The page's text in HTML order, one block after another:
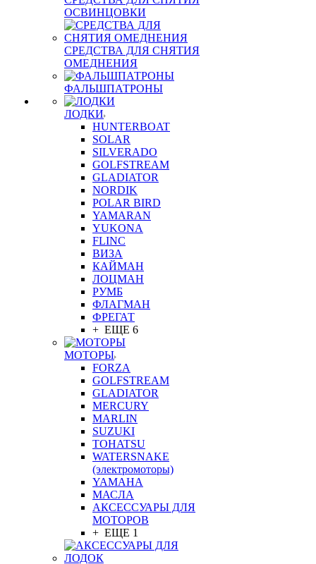
ОСВИНЦОВКИ
СРЕДСТВА ДЛЯ СНЯТИЯ
ОМЕДНЕНИЯ
ФАЛЬШПАТРОНЫ
ЛОДКИ
HUNTERBOAT
SOLAR
SILVERADO
GOLFSTREAM
GLADIATOR
NORDIK
POLAR BIRD
YAMARAN
YUKONA
FLINC
ВИЗА
КАЙМАН
ЛОЦМАН
РУМБ
ФЛАГМАН
ФРЕГАТ
+ ЕЩЕ 6
МОТОРЫ
FORZA
GOLFSTREAM
GLADIATOR
MERCURY
MARLIN
SUZUKI
TOHATSU
WATERSNAKE
(электромоторы)
YAMAHA
МАСЛА
АКСЕССУАРЫ ДЛЯ
МОТОРОВ
+ ЕЩЕ 1